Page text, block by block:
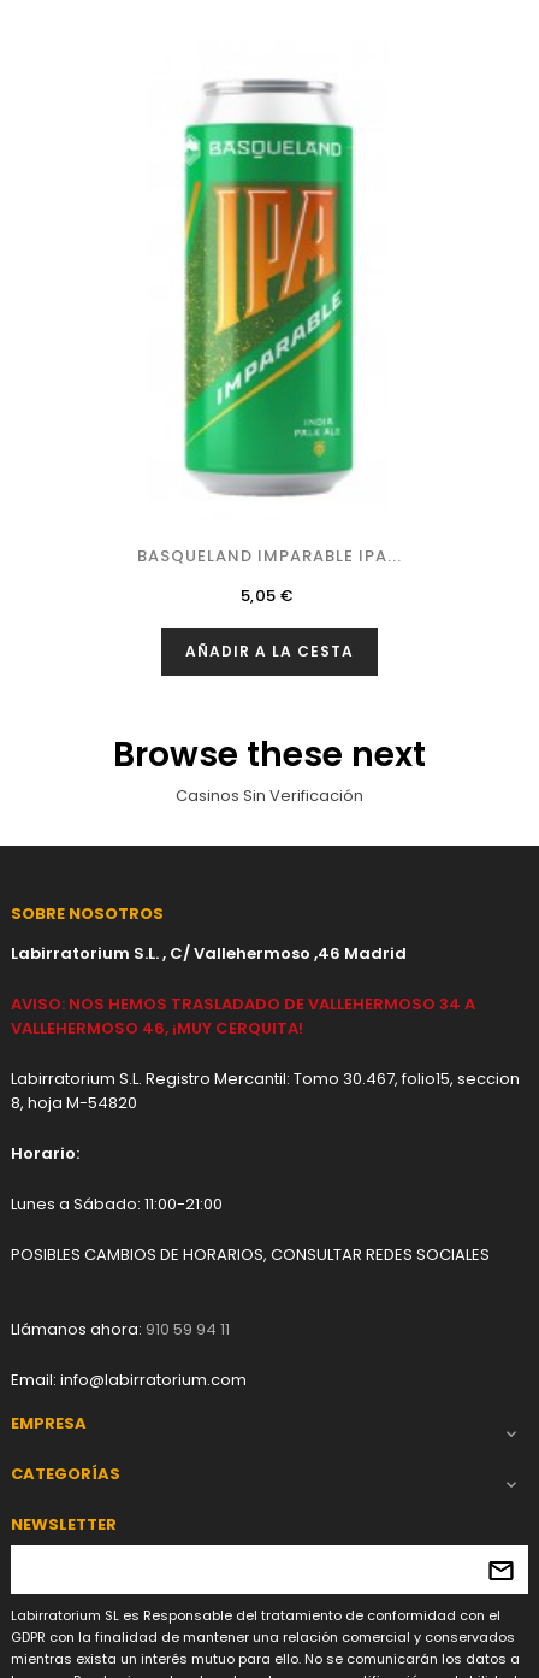
BASQUELAND IMPARABLE IPA...
Precio
5,05 €
AÑADIR A LA CESTA
Browse these next
Casinos Sin Verificación
SOBRE NOSOTROS
Labirratorium S.L. , C/ Vallehermoso ,46 Madrid
AVISO: NOS HEMOS TRASLADADO DE VALLEHERMOSO 34 A
VALLEHERMOSO 46, ¡MUY CERQUITA!
Labirratorium S.L. Registro Mercantil: Tomo 30.467, folio15, seccion
8, hoja M-54820
Horario:
Lunes a Sábado: 11:00-21:00
POSIBLES CAMBIOS DE HORARIOS, CONSULTAR REDES SOCIALES
Llámanos ahora: 910 59 94 11
Email: info@labirratorium.com
EMPRESA

CATEGORÍAS 
NEWSLETTER
Labirratorium SL es Responsable del tratamiento de conformidad con el
GDPR con la finalidad de mantener una relación comercial y conservados
mientras exista un interés mutuo para ello. No se comunicarán los datos a